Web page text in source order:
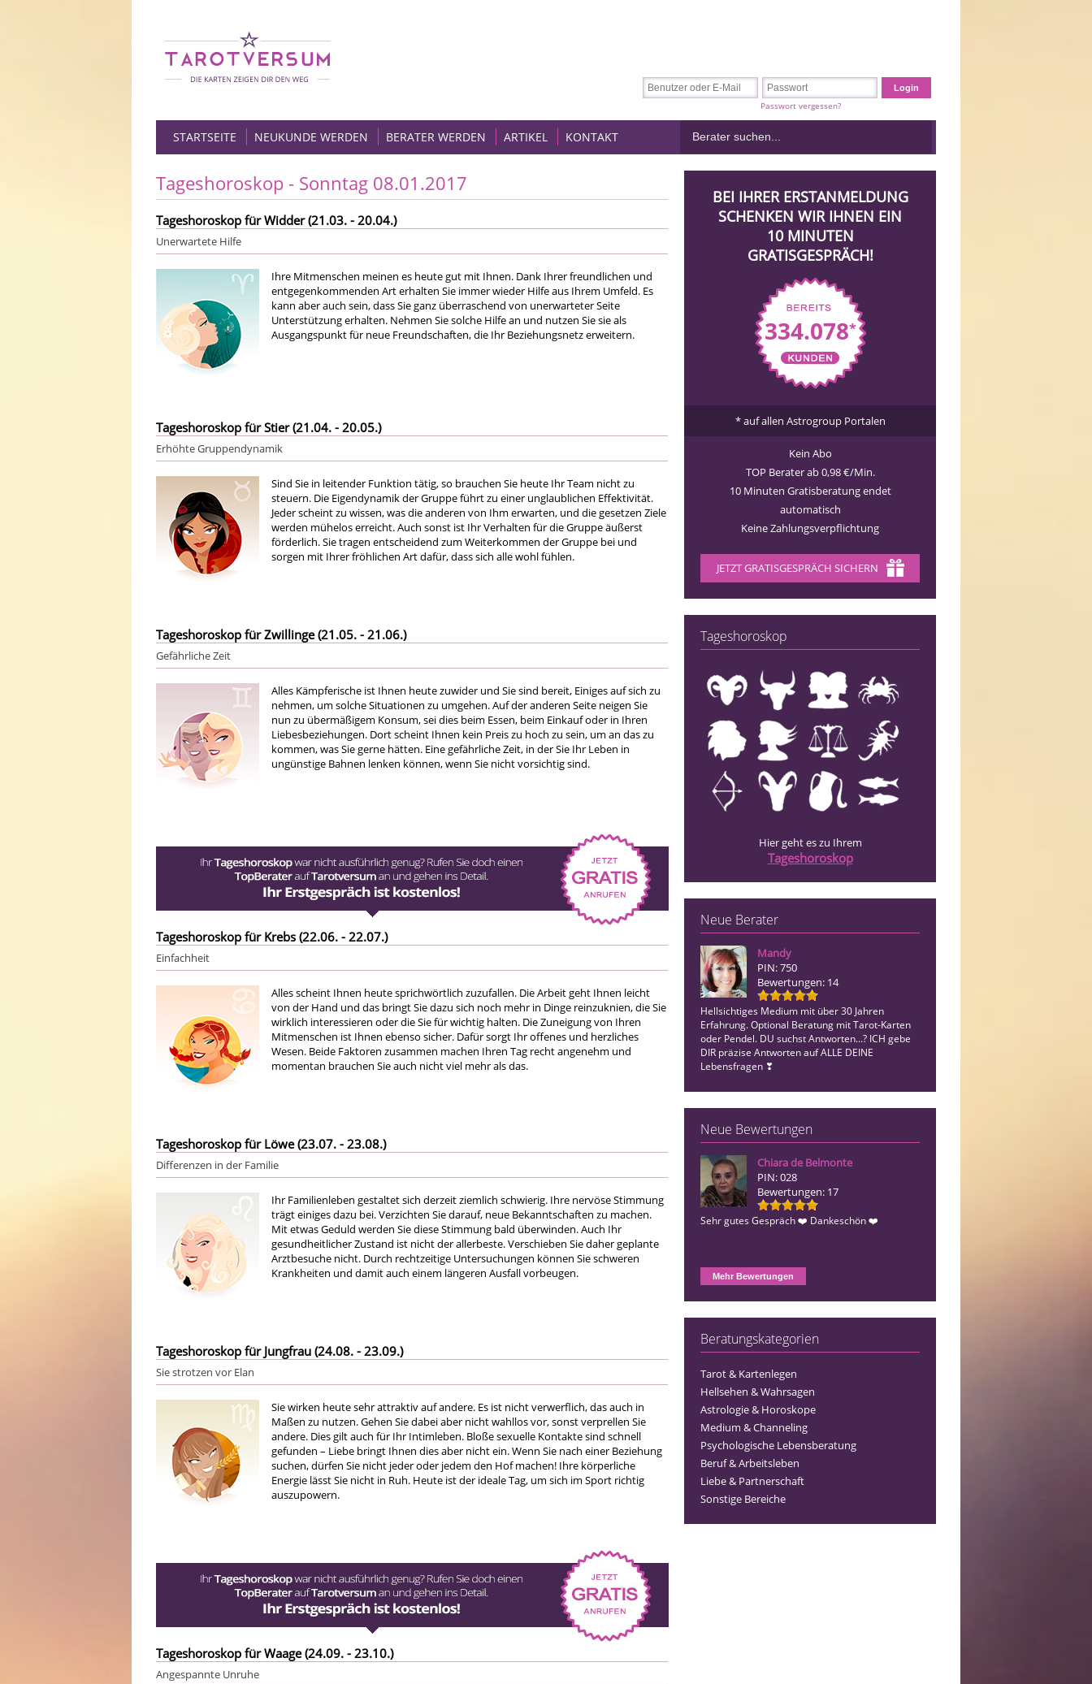
Passwort vergessen?
STARTSEITE NEUKUNDE WERDEN BERATER WERDEN ARTIKEL KONTAKT
BEI IHRER ERSTANMELDUNG
SCHENKEN WIR IHNEN EIN
10 MINUTEN
GRATISGESPRÄCH!
334.078*
* auf allen Astrogroup Portalen
Kein Abo
TOP Berater ab 0,98 €/Min.
10 Minuten Gratisberatung endet
automatisch
Keine Zahlungsverpflichtung
JETZT GRATISGESPRÄCH SICHERN
Tageshoroskop
Hier geht es zu Ihrem
Tageshoroskop
Neue Berater
Mandy
PIN: 750
Bewertungen: 14
Hellsichtiges Medium mit über 30 Jahren
Erfahrung. Optional Beratung mit Tarot-Karten
oder Pendel. DU suchst Antworten...? ICH gebe
DIR präzise Antworten auf ALLE DEINE
Lebensfragen ❣
Neue Bewertungen
Chiara de Belmonte
PIN: 028
Bewertungen: 17
Sehr gutes Gespräch ❤️ Dankeschön ❤️
Mehr Bewertungen
Beratungskategorien
Tarot & Kartenlegen
Hellsehen & Wahrsagen
Astrologie & Horoskope
Medium & Channeling
Psychologische Lebensberatung
Beruf & Arbeitsleben
Liebe & Partnerschaft
Sonstige Bereiche
Tageshoroskop - Sonntag 08.01.2017
Tageshoroskop für Widder (21.03. - 20.04.)
Unerwartete Hilfe
Ihre Mitmenschen meinen es heute gut mit Ihnen. Dank Ihrer freundlichen und
entgegenkommenden Art erhalten Sie immer wieder Hilfe aus Ihrem Umfeld. Es
kann aber auch sein, dass Sie ganz überraschend von unerwarteter Seite
Unterstützung erhalten. Nehmen Sie solche Hilfe an und nutzen Sie sie als
Ausgangspunkt für neue Freundschaften, die Ihr Beziehungsnetz erweitern.
Tageshoroskop für Stier (21.04. - 20.05.)
Erhöhte Gruppendynamik
Sind Sie in leitender Funktion tätig, so brauchen Sie heute Ihr Team nicht zu
steuern. Die Eigendynamik der Gruppe führt zu einer unglaublichen Effektivität.
Jeder scheint zu wissen, was die anderen von Ihm erwarten, und die gesetzen Ziele
werden mühelos erreicht. Auch sonst ist Ihr Verhalten für die Gruppe äußerst
förderlich. Sie tragen entscheidend zum Weiterkommen der Gruppe bei und
sorgen mit Ihrer fröhlichen Art dafür, dass sich alle wohl fühlen.
Tageshoroskop für Zwillinge (21.05. - 21.06.)
Gefährliche Zeit
Alles Kämpferische ist Ihnen heute zuwider und Sie sind bereit, Einiges auf sich zu
nehmen, um solche Situationen zu umgehen. Auf der anderen Seite neigen Sie
nun zu übermäßigem Konsum, sei dies beim Essen, beim Einkauf oder in Ihren
Liebesbeziehungen. Dort scheint Ihnen kein Preis zu hoch zu sein, um an das zu
kommen, was Sie gerne hätten. Eine gefährliche Zeit, in der Sie Ihr Leben in
ungünstige Bahnen lenken können, wenn Sie nicht vorsichtig sind.
Tageshoroskop für Krebs (22.06. - 22.07.)
Einfachheit
Alles scheint Ihnen heute sprichwörtlich zuzufallen. Die Arbeit geht Ihnen leicht
von der Hand und das bringt Sie dazu sich noch mehr in Dinge reinzuknien, die Sie
wirklich interessieren oder die Sie für wichtig halten. Die Zuneigung von Ihren
Mitmenschen ist Ihnen ebenso sicher. Dafür sorgt Ihr offenes und herzliches
Wesen. Beide Faktoren zusammen machen Ihren Tag recht angenehm und
momentan brauchen Sie auch nicht viel mehr als das.
Tageshoroskop für Löwe (23.07. - 23.08.)
Differenzen in der Familie
Ihr Familienleben gestaltet sich derzeit ziemlich schwierig. Ihre nervöse Stimmung
trägt einiges dazu bei. Verzichten Sie darauf, neue Bekanntschaften zu machen.
Mit etwas Geduld werden Sie diese Stimmung bald überwinden. Auch Ihr
gesundheitlicher Zustand ist nicht der allerbeste. Verschieben Sie daher geplante
Arztbesuche nicht. Durch rechtzeitige Untersuchungen können Sie schweren
Krankheiten und damit auch einem längeren Ausfall vorbeugen.
Tageshoroskop für Jungfrau (24.08. - 23.09.)
Sie strotzen vor Elan
Sie wirken heute sehr attraktiv auf andere. Es ist nicht verwerflich, das auch in
Maßen zu nutzen. Gehen Sie dabei aber nicht wahllos vor, sonst verprellen Sie
andere. Dies gilt auch für Ihr Intimleben. Bloße sexuelle Kontakte sind schnell
gefunden – Liebe bringt Ihnen dies aber nicht ein. Wenn Sie nach einer Beziehung
suchen, dürfen Sie nicht jeder oder jedem den Hof machen! Ihre körperliche
Energie lässt Sie nicht in Ruh. Heute ist der ideale Tag, um sich im Sport richtig
auszupowern.
Tageshoroskop für Waage (24.09. - 23.10.)
Angespannte Unruhe